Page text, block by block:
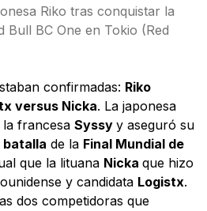
Riko tras conquistar la
Bull BC One en Tokio (Red
confirmadas: Riko
versus Nicka. La japonesa
francesa Syssy y aseguró su
batalla de la Final Mundial de
que la lituana Nicka que hizo
y candidata Logistx.
dos competidoras que